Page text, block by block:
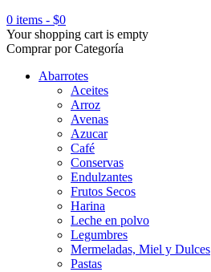
0 items - $0
Your shopping cart is empty
Comprar por Categoría
Abarrotes
Aceites
Arroz
Avenas
Azucar
Café
Conservas
Endulzantes
Frutos Secos
Harina
Leche en polvo
Legumbres
Mermeladas, Miel y Dulces
Pastas